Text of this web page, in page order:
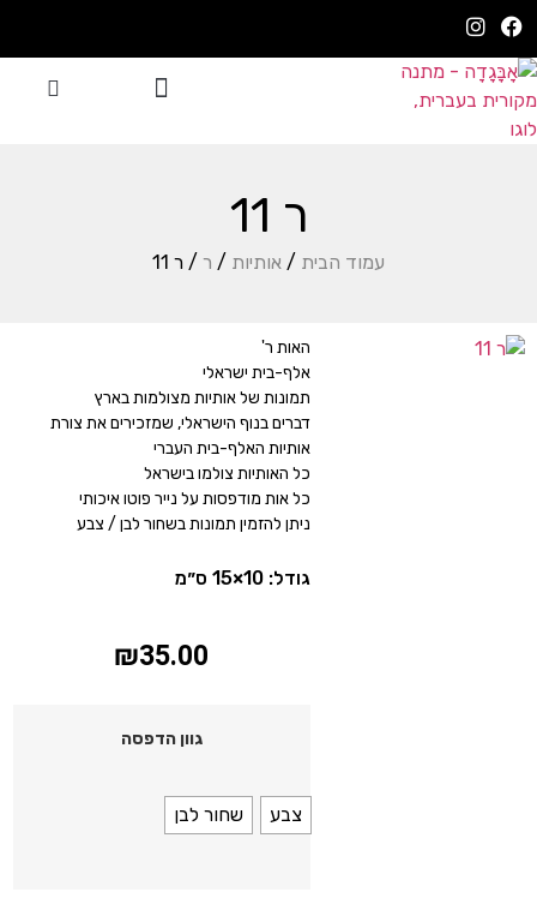
ר 11
עמוד הבית / אותיות / ר / ר 11
האות ר'
אלף-בית ישראלי
תמונות של אותיות מצולמות בארץ
דברים בנוף הישראלי, שמזכירים את צורת
אותיות האלף-בית העברי
כל האותיות צולמו בישראל
כל אות מודפסות על נייר פוטו איכותי
ניתן להזמין תמונות בשחור לבן / צבע
גודל: 10×15 ס״מ
₪35.00
גוון הדפסה
צבע שחור לבן